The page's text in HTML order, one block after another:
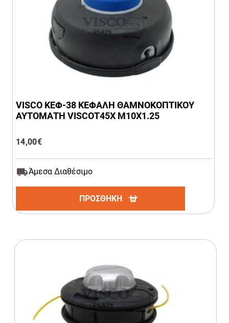
VISCO ΚΕΦ-38 ΚΕΦΑΛΗ ΘΑΜΝΟΚΟΠΤΙΚΟΥ
ΑΥΤΟΜΑΤΗ VISCOΤ45X M10X1.25
14,00€
Άμεσα Διαθέσιμο
ΠΡΟΣΘΗΚΗ